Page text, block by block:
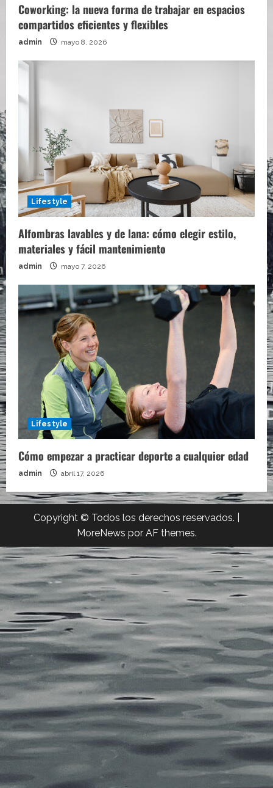
Coworking: la nueva forma de trabajar en espacios
compartidos eficientes y flexibles
admin mayo 8, 2026
Lifestyle
Alfombras lavables y de lana: cómo elegir estilo,
materiales y fácil mantenimiento
admin mayo 7, 2026
Lifestyle
Cómo empezar a practicar deporte a cualquier edad
admin abril 17, 2026
Copyright © Todos los derechos reservados.
MoreNews por AF themes.